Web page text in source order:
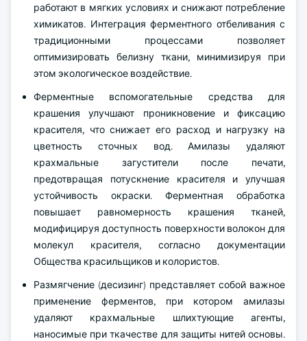
работают в мягких условиях и снижают потребление
химикатов. Интеграция ферментного отбеливания с
традиционными процессами позволяет
оптимизировать белизну ткани, минимизируя при
этом экологическое воздействие.
Ферментные вспомогательные средства для
крашения улучшают проникновение и фиксацию
красителя, что снижает его расход и нагрузку на
цветность сточных вод. Амилазы удаляют
крахмальные загустители после печати,
предотвращая потускнение красителя и улучшая
устойчивость окраски. Ферментная обработка
повышает равномерность крашения тканей,
модифицируя доступность поверхности волокон для
молекул красителя, согласно документации
Общества красильщиков и колористов.
Размягчение (десизинг) представляет собой важное
применение ферментов, при котором амилазы
удаляют крахмальные шлихтующие агенты,
наносимые при ткачестве для защиты нитей основы.